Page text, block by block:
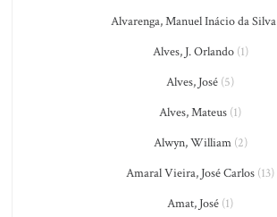
Alvarenga, Manuel Inácio da Silva
Alves, J. Orlando(1)
Alves, José (5)
Alves, Mateus (1)
Alwyn, William(2)
Amaral Vieira, José Carlos (13)
Amat, José (1)